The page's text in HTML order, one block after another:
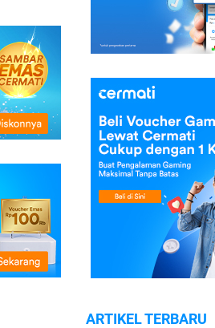
ARTIKEL TERBARU